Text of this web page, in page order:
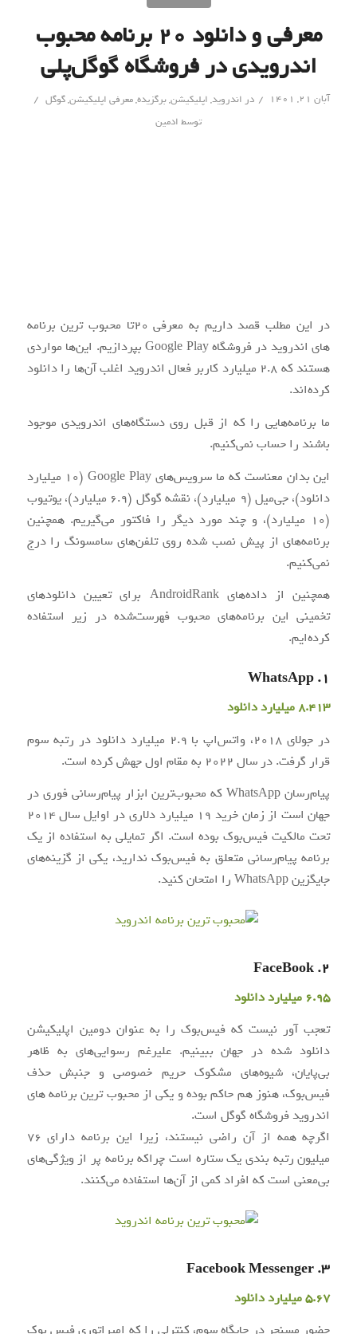
معرفی و دانلود ۲۰ برنامه محبوب
اندرویدی در فروشگاه گوگل‌پلی
آبان ۲۱, ۱۴۰۱ / در اندروید, اپلیکیشن,برگزیده,معرفی اپلیکیشن,گوگل /
توسط ادمین
در این مطلب قصد داریم به معرفی ۲۰تا محبوب ترین برنامه
های اندروید در فروشگاه Google Play بپردازیم. این‌ها مواردی
هستند که 2.8 میلیارد کاربر فعال اندروید اغلب آن‌ها را دانلود
کرده‌اند.
ما برنامه‌هایی را که از قبل روی دستگاه‌های اندرویدی موجود
باشند را حساب نمی‌کنیم.
این بدان معناست که ما سرویس‌های Google Play (10 میلیارد
دانلود)، جی‌میل (9 میلیارد)، نقشه‌ گوگل (6.9 میلیارد)، یوتیوب
(10 میلیارد)، و چند مورد دیگر را فاکتور می‌گیریم. همچنین
برنامه‌های از پیش نصب شده روی تلفن‌های سامسونگ را درج
نمی‌کنیم.
همچنین از داده‌های AndroidRank برای تعیین دانلود‌های
تخمینی این برنامه‌های محبوب فهرست‌شده در زیر استفاده
کرده‌ایم.
1. WhatsApp
8.413 میلیارد دانلود
در جولای 2018، واتس‌اپ با 2.9 میلیارد دانلود در رتبه سوم
قرار گرفت. در سال 2022 به مقام اول جهش کرده است.
پیام‌رسان WhatsApp که محبوب‌ترین ابزار پیام‌رسانی فوری در
جهان است از زمان خرید ۱۹ میلیارد دلاری در اوایل سال ۲۰۱۴
تحت مالکیت فیس‌بوک بوده است. اگر تمایلی به استفاده از یک
برنامه پیام‌رسانی متعلق به فیس‌بوک ندارید، یکی از گزینه‌های
جایگزین WhatsApp را امتحان کنید.
2. FaceBook
6.95 میلیارد دانلود
تعجب آور نیست که فیس‌بوک را به عنوان دومین اپلیکیشن
دانلود شده در جهان ببینیم. علیرغم رسوایی‌های به ظاهر
بی‌پایان، شیوه‌های مشکوک حریم خصوصی و جنبش حذف
فیس‌بوک، هنوز هم حاکم بوده و یکی از محبوب ترین برنامه های
اندروید فروشگاه گوگل است.
اگرچه همه از آن راضی نیستند، زیرا این برنامه دارای 76
میلیون رتبه بندی یک ستاره است چراکه برنامه پر از ویژگی‌های
بی‌معنی است که افراد کمی از آن‌ها استفاده می‌کنند.
3. Facebook Messenger
5.67 میلیارد دانلود